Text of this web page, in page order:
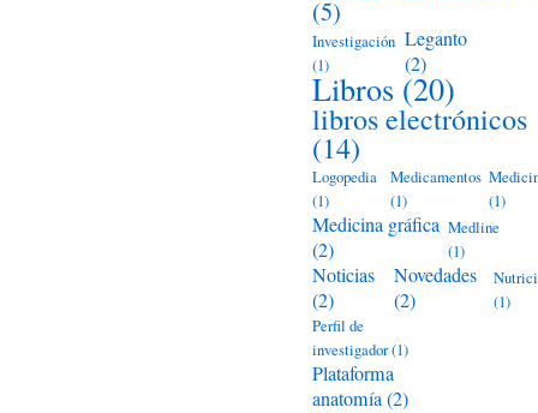
(5)
Investigación
(1)
Leganto
(2)
Libros (20)
libros electrónicos
(14)
Logopedia
(1)
Medicamentos
(1)
(1)
Medicina gráfica
(2)
Medline
(1)
Noticias
(2)
Novedades
(2)
(1)
Perfil de
investigador(1)
Plataforma
anatomía(2)